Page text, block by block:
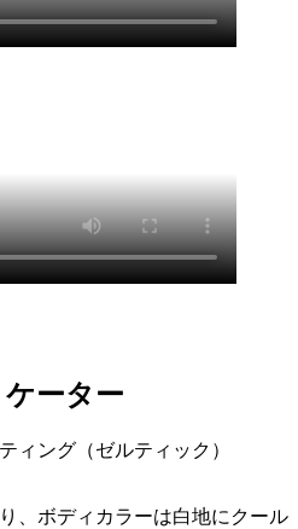
ーター
、ボディカラーは白地にクール